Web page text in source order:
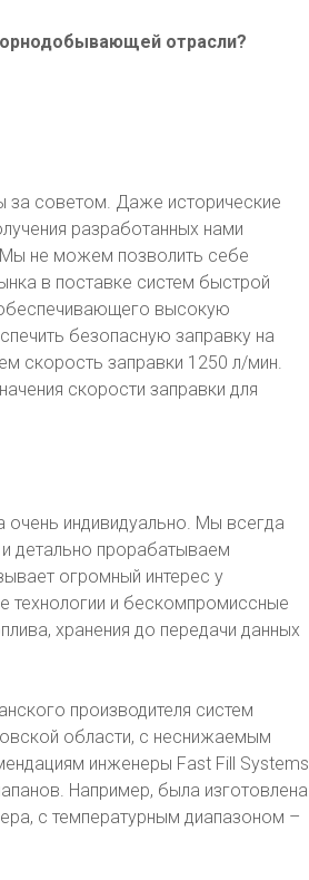
отрасли?
за советом. Даже исторические
разработанных нами
не можем позволить себе
в поставке систем быстрой
обеспечивающего высокую
безопасную заправку на
скорость заправки 1250 л/мин.
скорости заправки для
индивидуально. Мы всегда
детально прорабатываем
огромный интерес у
технологии и бескомпромиссные
хранения до передачи данных
производителя систем
области, с неснижаемым
инженеры Fast Fill Systems
Например, была изготовлена
с температурным диапазоном –